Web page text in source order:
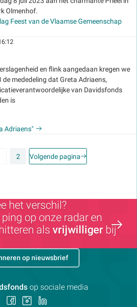
Olmenhof.
Feest van de Vlaamse Gemeenschap
en flink aangedaan kregen we
de mededeling dat Greta Adriaens,
van Davidsfonds
is
Adriaens"
2 Volgende pagina
het verschil?
op onze radar en
als vrijwilliger bij
op nieuwsbrief
op sociale media
Volg Volg